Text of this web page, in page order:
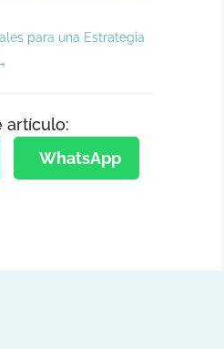
para una Estrategia
artículo:
WhatsApp